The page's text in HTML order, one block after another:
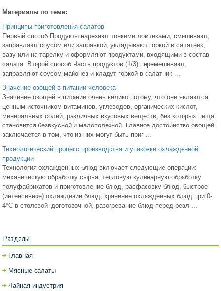
Материалы по теме:
Принципы приготовления салатов
Первый способ Продукты нарезают тонкими ломтиками, смешивают,
заправляют соусом или заправкой, укладывают горкой в салатник,
вазу или на тарелку и оформляют продуктами, входящими в состав
салата. Второй способ Часть продуктов (1/3) перемешивают,
заправляют соусом-майонез и кладут горкой в салатник ...
Значение овощей в питании человека
Значение овощей в питании очень велико потому, что они являются
ценным источником витаминов, углеводов, органических кислот,
минеральных солей, различных вкусовых веществ, без которых пища
становится безвкусной и малополезной. Главное достоинство овощей
заключается в том, что из них могут быть приг ...
Технологический процесс производства и упаковки охлажденной
продукции
Технология охлажденных блюд включает следующие операции:
механическую обработку сырья, тепловую кулинарную обработку
полуфабрикатов и приготовление блюд, расфасовку блюд, быстрое
(интенсивное) охлаждение блюд, хранение охлажденных блюд при 0-
4°С в столовой–доготовочной, разогревание блюд перед реал ...
Разделы
Главная
Мясные салаты
Чайная индустрия